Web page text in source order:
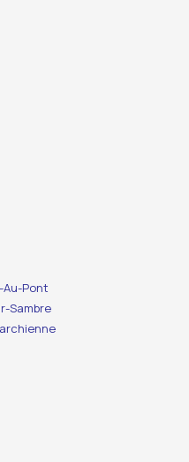
Pont
Sambre